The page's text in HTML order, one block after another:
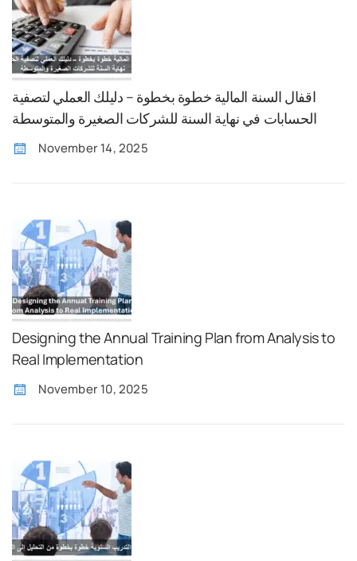
اقفال السنة المالية خطوة بخطوة – دليلك العملي لتصفية
الحسابات في نهاية السنة للشركات الصغيرة والمتوسطة
November 14, 2025
Designing the Annual Training Plan from Analysis to
Real Implementation
November 10, 2025